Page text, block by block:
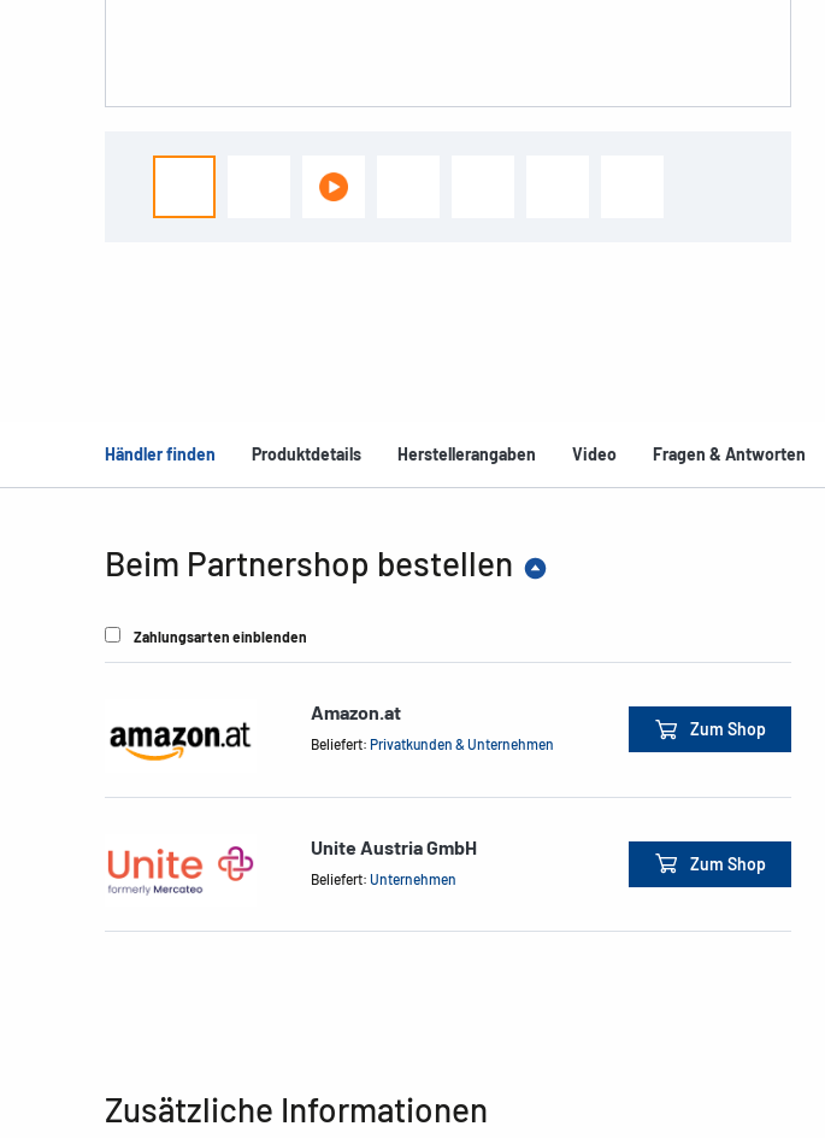
Händler finden Produktdetails Herstellerangaben Video Fragen & Antworten
Beim Partnershop bestellen
Zahlungsarten einblenden
Amazon.at
Beliefert: Privatkunden & Unternehmen
Zum Shop
Unite Austria GmbH
Beliefert: Unternehmen
Zum Shop
Zusätzliche Informationen